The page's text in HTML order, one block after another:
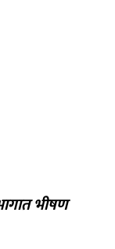
भीषण